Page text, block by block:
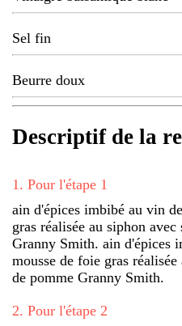
Sel fin
Beurre doux
Descriptif de la
1 . Pour l'étape 1
ain d'épices imbibé au vin
gras réalisée au siphon
Granny Smith. ain d'épices
mousse de foie gras
de pomme Granny Smith.
2. Pour l'étape 2